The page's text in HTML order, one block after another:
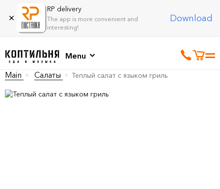
RP delivery
The app is more convenient and
interesting!
Download
Menu
Main
Салаты Теплый салат с языком гриль